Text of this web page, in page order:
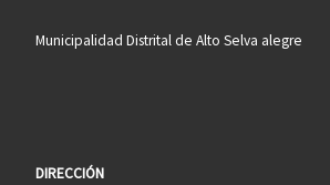
Municipalidad Distrital de Alto Selva alegre
DIRECCIÓN